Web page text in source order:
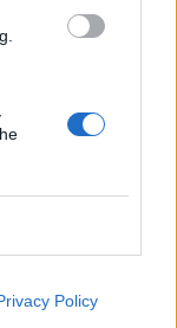
Policy
la linea editoriale
I messaggi inclusi nei
singoli lettori che
preventivo. I commenti
in automatico dal